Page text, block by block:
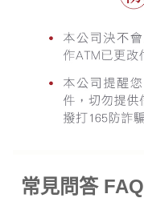
常見問答 FAQ